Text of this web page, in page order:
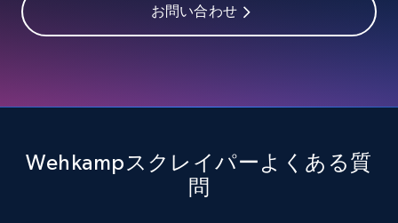
Youtube - Videos posts - Discover videos by
714+ 無料トライアル
お問い合わせ
Wehkampスクレイパーよくある質
問